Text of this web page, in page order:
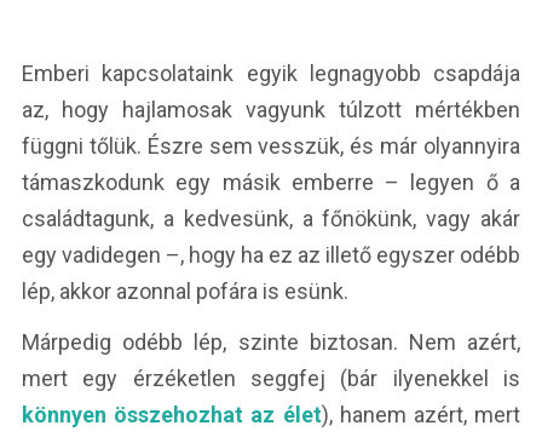
Emberi kapcsolataink egyik legnagyobb csapdája
az, hogy hajlamosak vagyunk túlzott mértékben
függni tőlük. Észre sem vesszük, és már olyannyira
támaszkodunk egy másik emberre – legyen ő a
családtagunk, a kedvesünk, a főnökünk, vagy akár
egy vadidegen –, hogy ha ez az illető egyszer odébb
lép, akkor azonnal pofára is esünk.
Márpedig odébb lép, szinte biztosan. Nem azért,
mert egy érzéketlen seggfej (bár ilyenekkel is
könnyen összehozhat az élet), hanem azért, mert